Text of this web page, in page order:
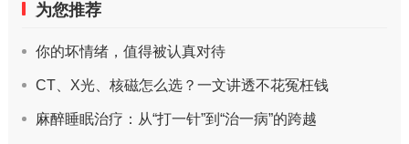
为您推荐
你的坏情绪，值得被认真对待
CT、X光、核磁怎么选？一文讲透不花冤枉钱
麻醉睡眠治疗：从“打一针”到“治一病”的跨越